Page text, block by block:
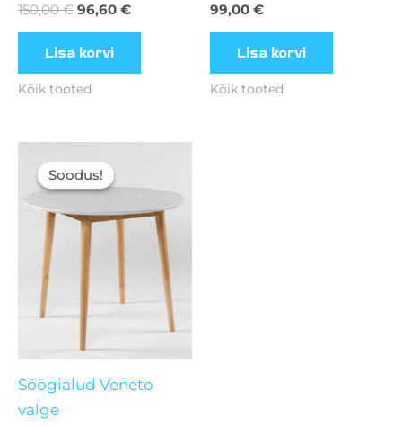
150,00€ 96,60 €
Lisa korvi
Kõik tooted
99,00 €
Lisa korvi
Kõik tooted
Soodus!
Soodus!
Söögialud Veneto
valge
hind
oli: